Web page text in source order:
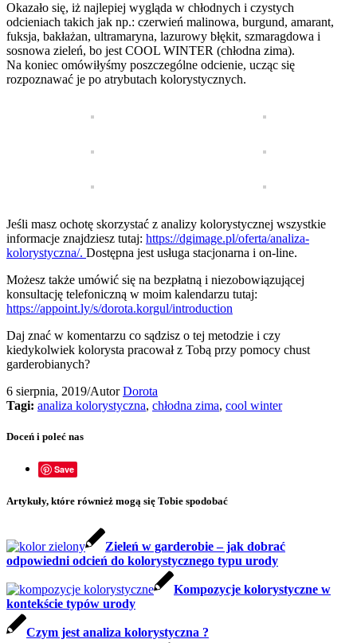
Okazało się, iż najlepiej wygląda w chłodnych i czystych
odcieniach takich jak np.: czerwień malinowa, burgund, amarant,
fuksja, bakłażan, ultramaryna, lazurowy błękit, szmaragdowa i
sosnowa zieleń, bo jest COOL WINTER (chłodna zima).
Na koniec omówiłyśmy poszczególne odcienie, ucząc się
rozpoznawać je po atrybutach kolorystycznych.
Jeśli masz ochotę skorzystać z analizy kolorystycznej wszystkie
informacje znajdziesz tutaj: https://dgimage.pl/oferta/analiza-
kolorystyczna/. Dostępna jest usługa stacjonarna i on-line.
Możesz także umówić się na bezpłatną i niezobowiązującej
konsultację telefoniczną w moim kalendarzu tutaj:
https://appoint.ly/s/dorota.korgul/introduction
Daj znać w komentarzu co sądzisz o tej metodzie i czy
kiedykolwiek kolorysta pracował z Tobą przy pomocy chust
garderobianych?
6 sierpnia, 2019/AutorDorota
Tagi: analiza kolorystyczna, chłodna zima, cool winter
Doceń i poleć nas
Save
Artykuły, które również mogą się Tobie spodobać
Zieleń w garderobie – jak dobrać
odpowiedni odcień do kolorystycznego typu urody
Kompozycje kolorystyczne w
kontekście typów urody
Czym jest analiza kolorystyczna ?